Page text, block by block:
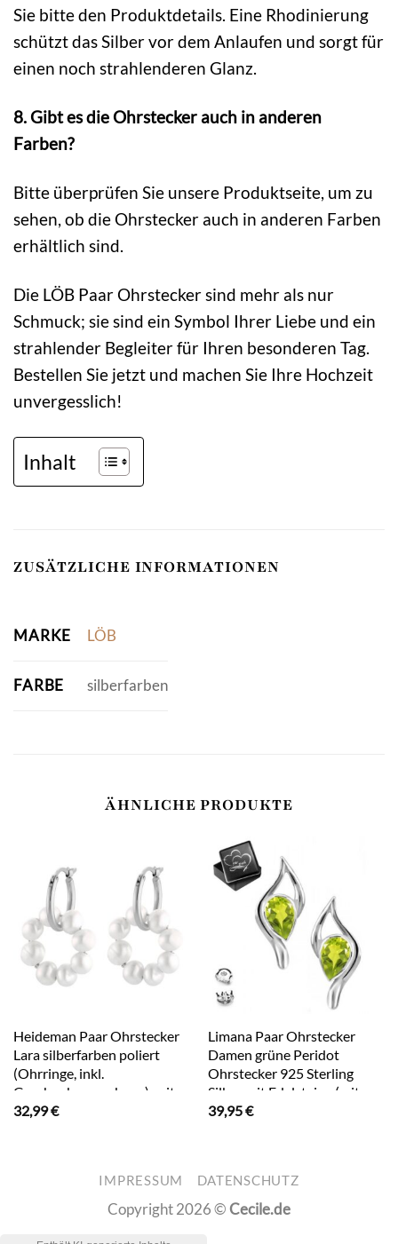
Sie bitte den Produktdetails. Eine Rhodinierung
schützt das Silber vor dem Anlaufen und sorgt für
einen noch strahlenderen Glanz.
8. Gibt es die Ohrstecker auch in anderen
Farben?
Bitte überprüfen Sie unsere Produktseite, um zu
sehen, ob die Ohrstecker auch in anderen Farben
erhältlich sind.
Die LÖB Paar Ohrstecker sind mehr als nur
Schmuck; sie sind ein Symbol Ihrer Liebe und ein
strahlender Begleiter für Ihren besonderen Tag.
Bestellen Sie jetzt und machen Sie Ihre Hochzeit
unvergesslich!
Inhalt
ZUSÄTZLICHE INFORMATIONEN
MARKE LÖB
FARBE silberfarben
ÄHNLICHE PRODUKTE
Heideman Paar Ohrstecker
Lara silberfarben poliert
(Ohrringe, inkl.
Geschenkverpackung), mit
Perle
32,99€
Limana Paar Ohrstecker
Damen grüne Peridot
Ohrstecker 925 Sterling
Silber mit Edelsteine (mit
Herz Gravur Dose), Frauen
39,95€
IMPRESSUM DATENSCHUTZ
Copyright 2026 ©Cecile.de